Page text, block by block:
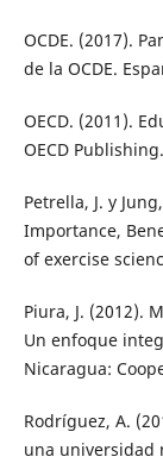
OCDE. (2017).
de la OCDE.
OECD. (2011).
OECD
Petrella, J. y
Importance,
of exercise
Piura, J. (2012).
Un enfoque
Nicaragua:
Rodríguez, A.
una universidad